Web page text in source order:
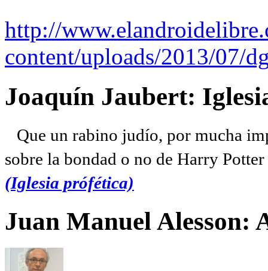
http://
content/uploads/2013/07/
Joaquín Jaubert:
Que un rabino judío, por mucha
sobre la bondad o no de Harry
(Iglesia prófética)
Juan Manuel Alesson: